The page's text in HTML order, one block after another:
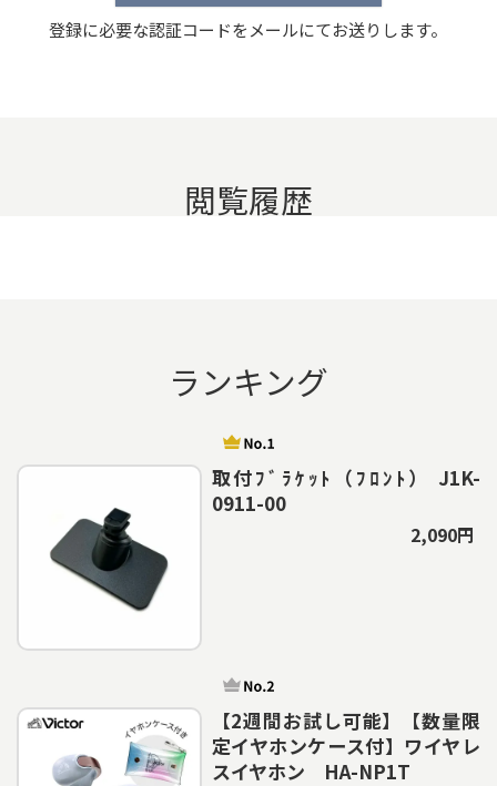
登録に必要な認証コードをメールにてお送りします。
閲覧履歴
ランキング
取付ﾌﾞﾗｹｯﾄ（ﾌﾛﾝﾄ） J1K-
0911-00
2,090円
【2週間お試し可能】【数量限
定イヤホンケース付】ワイヤレ
スイヤホン HA-NP1T